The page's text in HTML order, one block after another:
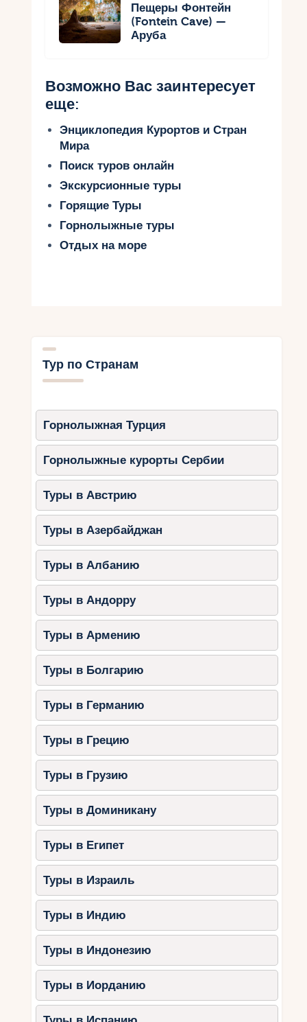
Пещеры Фонтейн
(Fontein Cave) —
Аруба
Возможно Вас заинтересует
еще:
Энциклопедия Курортов и Стран
Мира
Поиск туров онлайн
Экскурсионные туры
Горящие Туры
Горнолыжные туры
Отдых на море
Тур по Странам
Горнолыжная Турция
Горнолыжные курорты Сербии
Туры в Австрию
Туры в Азербайджан
Туры в Албанию
Туры в Андорру
Туры в Армению
Туры в Болгарию
Туры в Германию
Туры в Грецию
Туры в Грузию
Туры в Доминикану
Туры в Египет
Туры в Израиль
Туры в Индию
Туры в Индонезию
Туры в Иорданию